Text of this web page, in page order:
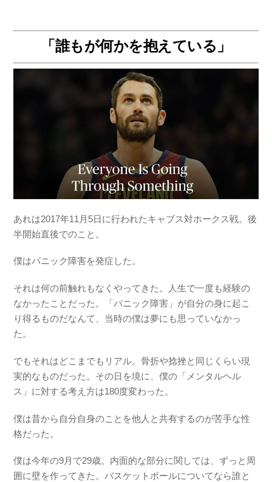
「誰もが何かを抱えている」
あれは2017年11月5日に行われたキャブス対ホークス戦。後
半開始直後でのこと。
僕はパニック障害を発症した。
それは何の前触れもなくやってきた。人生で一度も経験の
なかったことだった。「パニック障害」が自分の身に起こ
り得るものだなんて、当時の僕は夢にも思っていなかっ
た。
でもそれはどこまでもリアル。骨折や捻挫と同じくらい現
実的なものだった。その日を境に、僕の「メンタルヘル
ス」に対する考え方は180度変わった。
僕は昔から自分自身のことを他人と共有するのが苦手な性
格だった。
僕は今年の9月で29歳。内面的な部分に関しては、ずっと周
囲に壁を作ってきた。バスケットボールについてなら誰と